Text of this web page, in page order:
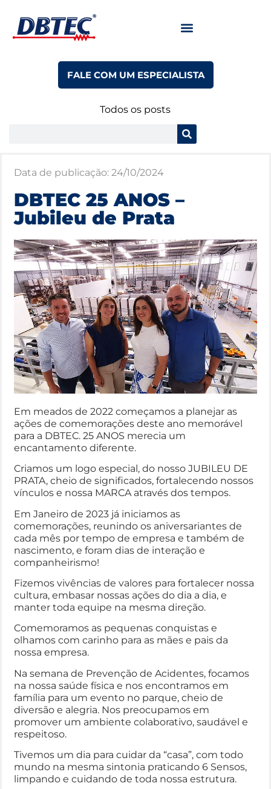
FALE COM UM ESPECIALISTA
Todos os posts
Data de publicação: 24/10/2024
DBTEC 25 ANOS –
Jubileu de Prata
Em meados de 2022 começamos a planejar as
ações de comemorações deste ano memorável
para a DBTEC. 25 ANOS merecia um
encantamento diferente.
Criamos um logo especial, do nosso JUBILEU DE
PRATA, cheio de significados, fortalecendo nossos
vínculos e nossa MARCA através dos tempos.
Em Janeiro de 2023 já iniciamos as
comemorações, reunindo os aniversariantes de
cada mês por tempo de empresa e também de
nascimento, e foram dias de interação e
companheirismo!
Fizemos vivências de valores para fortalecer nossa
cultura, embasar nossas ações do dia a dia, e
manter toda equipe na mesma direção.
Comemoramos as pequenas conquistas e
olhamos com carinho para as mães e pais da
nossa empresa.
Na semana de Prevenção de Acidentes, focamos
na nossa saúde física e nos encontramos em
família para um evento no parque, cheio de
diversão e alegria. Nos preocupamos em
promover um ambiente colaborativo, saudável e
respeitoso.
Tivemos um dia para cuidar da “casa”, com todo
mundo na mesma sintonia praticando 6 Sensos,
limpando e cuidando de toda nossa estrutura.